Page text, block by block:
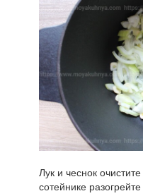
Лук и чеснок
сотейнике